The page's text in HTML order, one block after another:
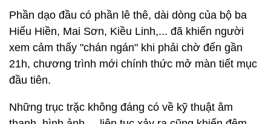
Phần dạo đầu có phần lê thê, dài dòng của bộ ba
Hiếu Hiền, Mai Sơn, Kiều Linh,... đã khiến người
xem cảm thấy "chán ngán" khi phải chờ đến gần
21h, chương trình mới chính thức mở màn tiết mục
đầu tiên.
Những trục trặc không đáng có về kỹ thuật âm